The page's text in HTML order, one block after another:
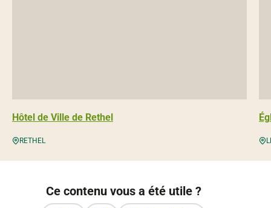
Hôtel de Ville de Rethel
RETHEL
Ce contenu vous a été utile ?